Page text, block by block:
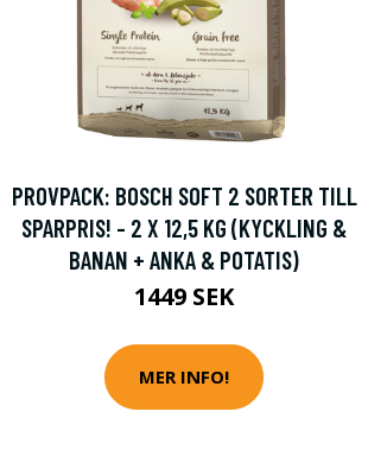
PROVPACK: BOSCH SOFT 2 SORTER TILL
SPARPRIS! - 2 X 12,5 KG (KYCKLING &
BANAN + ANKA & POTATIS)
1449 SEK
MER INFO!